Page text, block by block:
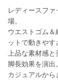
レディースフ
場。
ウエストゴム
ットで動きやす
上品な素材感
脚長効果を演出。
カジュアルか